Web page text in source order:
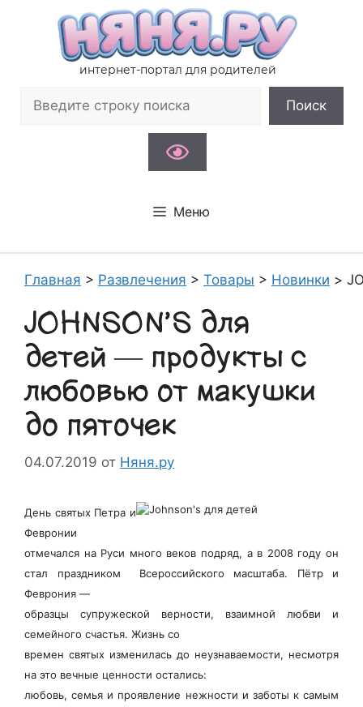
содержимому
интернет-портал для родителей
Поиск
Меню
Главная > Развлечения > Товары > Новинки >
JOHNSON’S для
детей — продукты с
любовью от макушки
до пяточек
04.07.2019 от Няня.ру
День святых Петра и
Февронии
отмечался на Руси много веков подряд, а в 2008 году он
стал праздником Всероссийского масштаба. Пётр и
Феврония —
образцы супружеской верности, взаимной любви и
семейного счастья. Жизнь со
времен святых изменилась до неузнаваемости, несмотря
на это вечные ценности остались:
любовь, семья и проявление нежности и заботы к самым